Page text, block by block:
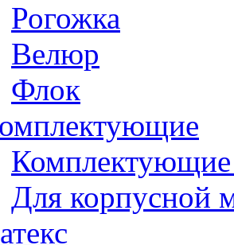
Рогожка
Велюр
Флок
Комплектующие
Для корпусной